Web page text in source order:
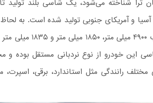
ترا شناخته می‌شود، یک شاسی بلند تولید
و آمریکای جنوبی تولید شده است. به لحاظ
طول، عرض و ارتفاع نیسان ترا به ترتیب ۴۹۰۰ میلی
شاسی این خودرو از نوع نردبانی مستقل بوده و
رانندگی مثل استاندارد، برقی، اسپرت،